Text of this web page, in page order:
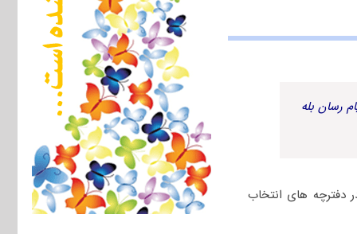
رسان بله
دفترچه های انتخاب